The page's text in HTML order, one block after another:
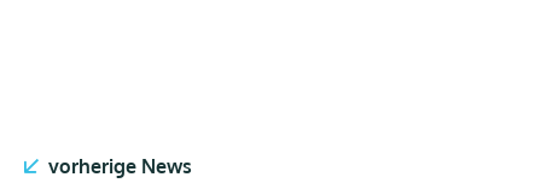
vorherige News